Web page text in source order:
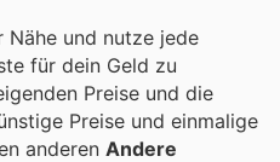
Nähe und nutze jede
für dein Geld zu
Preise und die
Preise und einmalige
anderen Andere